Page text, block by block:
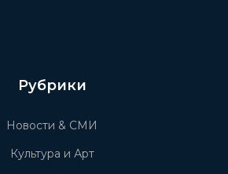
Рубрики
Новости & СМИ
Культура и Арт